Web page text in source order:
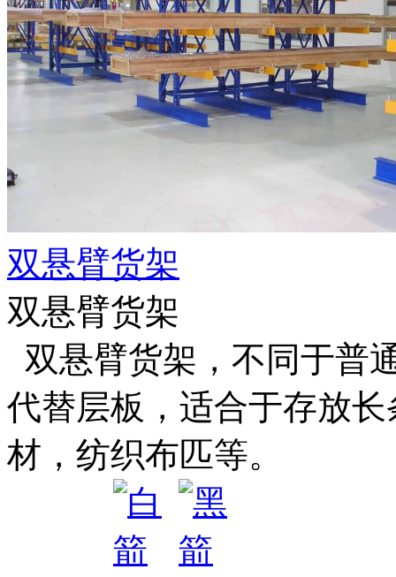
双悬臂货架
双悬臂货架
双悬臂货架，不同于普
代替层板，适合于存放
材，纺织布匹等。